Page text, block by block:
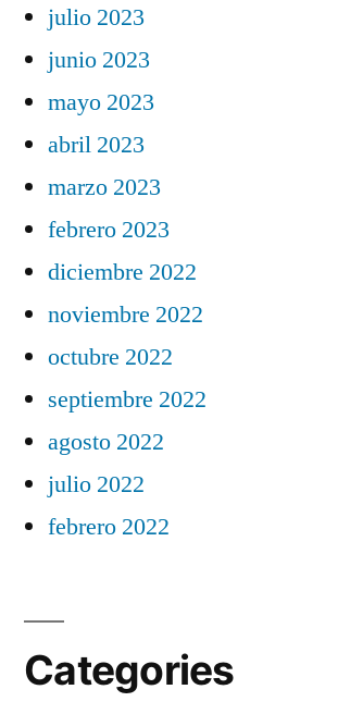
julio 2023
junio 2023
mayo 2023
abril 2023
marzo 2023
febrero 2023
diciembre 2022
noviembre 2022
octubre 2022
septiembre 2022
agosto 2022
julio 2022
febrero 2022
Categories